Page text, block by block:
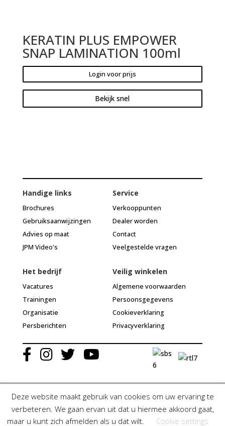
KERATIN PLUS EMPOWER
SNAP LAMINATION 100ml
Login voor prijs
Bekijk snel
Handige links
Brochures
Gebruiksaanwijzingen
Advies op maat
JPM Video's
Service
Verkooppunten
Dealer worden
Contact
Veelgestelde vragen
Het bedrijf
Vacatures
Trainingen
Organisatie
Persberichten
Veilig winkelen
Algemene voorwaarden
Persoonsgegevens
Cookieverklaring
Privacyverklaring
© Jean Paul Myné Nederland 2020 | Alle rechten voorbehouden
Deze website maakt gebruik van cookies om uw ervaring te
verbeteren. We gaan ervan uit dat u hiermee akkoord gaat,
maar u kunt zich afmelden als u dat wilt.
Cookie settings